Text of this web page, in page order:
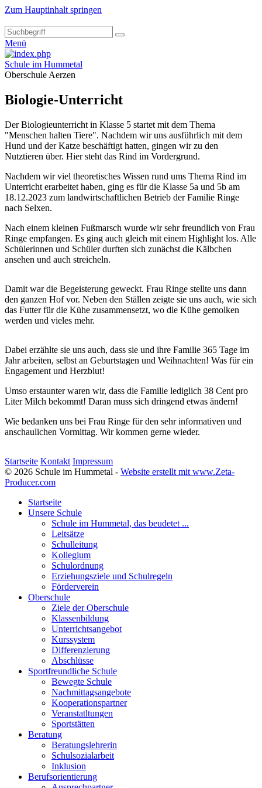
Zum Hauptinhalt springen
Menü
Schule im Hummetal
Oberschule Aerzen
Biologie-Unterricht
Der Biologieunterricht in Klasse 5 startet mit dem Thema
"Menschen halten Tiere". Nachdem wir uns ausführlich mit dem
Hund und der Katze beschäftigt hatten, gingen wir zu den
Nutztieren über. Hier steht das Rind im Vordergrund.
Nachdem wir viel theoretisches Wissen rund ums Thema Rind im
Unterricht erarbeitet haben, ging es für die Klasse 5a und 5b am
18.12.2023 zum landwirtschaftlichen Betrieb der Familie Ringe
nach Selxen.
Nach einem kleinen Fußmarsch wurde wir sehr freundlich von Frau
Ringe empfangen. Es ging auch gleich mit einem Highlight los. Alle
Schülerinnen und Schüler durften sich zunächst die Kälbchen
ansehen und auch streicheln.
Damit war die Begeisterung geweckt. Frau Ringe stellte uns dann
den ganzen Hof vor. Neben den Ställen zeigte sie uns auch, wie sich
das Futter für die Kühe zusammensetzt, wo die Kühe gemolken
werden und vieles mehr.
Dabei erzählte sie uns auch, dass sie und ihre Familie 365 Tage im
Jahr arbeiten, selbst an Geburtstagen und Weihnachten! Was für ein
Engagement und Herzblut!
Umso erstaunter waren wir, dass die Familie lediglich 38 Cent pro
Liter Milch bekommt! Daran muss sich dringend etwas ändern!
Wie bedanken uns bei Frau Ringe für den sehr informativen und
anschaulichen Vormittag. Wir kommen gerne wieder.
Startseite Kontakt Impressum
© 2026 Schule im Hummetal - Website erstellt mit www.Zeta-
Producer.com
Startseite
Unsere Schule
Schule im Hummetal, das beudetet ...
Leitsätze
Schulleitung
Kollegium
Schulordnung
Erziehungsziele und Schulregeln
Förderverein
Oberschule
Ziele der Oberschule
Klassenbildung
Unterrichtsangebot
Kurssystem
Differenzierung
Abschlüsse
Sportfreundliche Schule
Bewegte Schule
Nachmittagsangebote
Kooperationspartner
Veranstatltungen
Sportstätten
Beratung
Beratungslehrerin
Schulsozialarbeit
Inklusion
Berufsorientierung